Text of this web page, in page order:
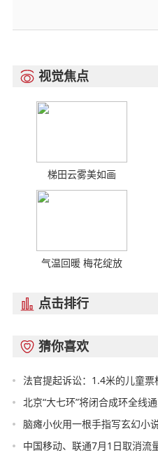
 视觉焦点
梯田云雾美如画
气温回暖 梅花绽放
 点击排行
 猜你喜欢
法官提起诉讼：1.4米的儿童
北京“大七环”将闭合成环全线
脑瘫小伙用一根手指写玄幻小
中国移动、联通7月1日取消流